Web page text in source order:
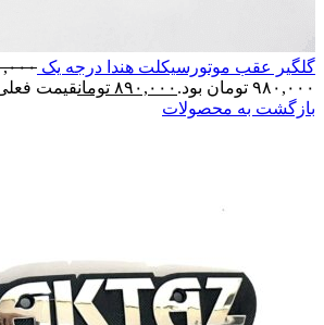
گلگیر عقب موتورسیکلت هندا درجه یک
۹۸۰,۰۰۰ تومان بود.
۸۹۰,۰۰۰ تومانقیمت فعلی: ۸۹۰,۰۰۰
بازگشت به محصولات